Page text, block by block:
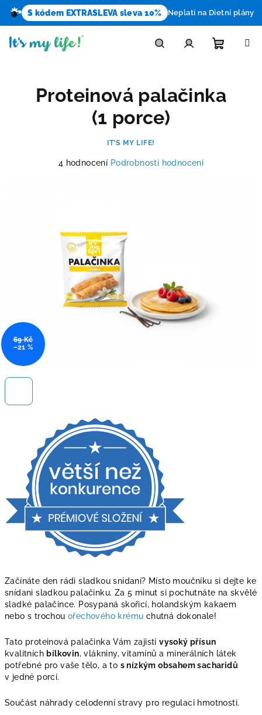
S kódem EXTRASLEVA sleva 10% Neplatí na Dietní plány
košík
Začínáte den rádi sladkou snídaní? Místo moučníku si dejte ke
snídani sladkou palačinku. Za 5 minut si pochutnáte na skvělé
sladké palačince. Posypaná skořicí, holandským kakaem
nebo s trochouořechového krému chutná dokonale!
Tato proteinová palačinka Vám zajistívysoký přísun
kvalitních bílkovin, vlákniny, vitamínů a minerálních látek
potřebné pro vaše tělo, a to s nízkým obsahem sacharidů
v jedné porci.
Součást náhrady celodenní stravy pro regulaci hmotnosti.
Proteinová palačinka
(1 porce)
IT’S MY LIFE!
4 hodnocení Podrobnosti hodnocení
69 Kč
–21 %